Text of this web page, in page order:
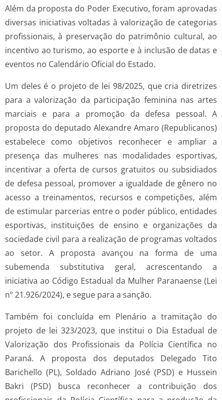
Além da proposta do Poder Executivo, foram aprovadas
diversas iniciativas voltadas à valorização de categorias
profissionais, à preservação do patrimônio cultural, ao
incentivo ao turismo, ao esporte e à inclusão de datas e
eventos no Calendário Oficial do Estado.
Um deles é o projeto de lei 98/2025, que cria diretrizes
para a valorização da participação feminina nas artes
marciais e para a promoção da defesa pessoal. A
proposta do deputado Alexandre Amaro (Republicanos)
estabelece como objetivos reconhecer e ampliar a
presença das mulheres nas modalidades esportivas,
incentivar a oferta de cursos gratuitos ou subsidiados
de defesa pessoal, promover a igualdade de gênero no
acesso a treinamentos, recursos e competições, além
de estimular parcerias entre o poder público, entidades
esportivas, instituições de ensino e organizações da
sociedade civil para a realização de programas voltados
ao setor. A proposta avançou na forma de uma
subemenda substitutiva geral, acrescentando a
iniciativa ao Código Estadual da Mulher Paranaense (Lei
nº 21.926/2024), e segue para a sanção.
Também foi concluída em Plenário a tramitação do
projeto de lei 323/2023, que institui o Dia Estadual de
Valorização dos Profissionais da Polícia Científica no
Paraná. A proposta dos deputados Delegado Tito
Barichello (PL), Soldado Adriano José (PSD) e Hussein
Bakri (PSD) busca reconhecer a contribuição dos